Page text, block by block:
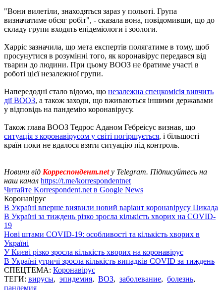
"Вони вилетіли, знаходяться зараз у польоті. Група
визначатиме обсяг робіт", - сказала вона, повідомивши, що до
складу групи входять епідеміологи і зоологи.
Харріс зазначила, що мета експертів полягатиме в тому, щоб
просунутися в розумінні того, як коронавірус передався від
тварин до людини. При цьому ВООЗ не братиме участі в
роботі цієї незалежної групи.
Напередодні стало відомо, що незалежна спецкомісія вивчить
дії ВООЗ, а також заходи, що вживаються іншими державами
у відповідь на пандемію коронавірусу.
Також глава ВООЗ Тедрос Аданом Гебреісус визнав, що
ситуація з коронавірусом у світі погіршується, і більшості
країн поки не вдалося взяти ситуацію під контроль.
Новини від Корреспондент.net у Telegram. Підписуйтесь на
наш канал https://t.me/korrespondentnet
Читайте Korrespondent.net в Google News
Коронавірус
В Україні вперше виявили новий варіант коронавірусу Цикада
В Україні за тиждень різко зросла кількість хворих на COVID-
19
Нові штами COVID-19: особливості та кількість хворих в
Україні
У Києві різко зросла кількість хворих на коронавірус
В Україні утричі зросла кількість випадків COVID за тиждень
СПЕЦТЕМА: Коронавірус
ТЕГИ: вирусы, эпидемия, ВОЗ, заболевание, болезнь,
пандемия